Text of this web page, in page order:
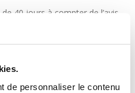
de personnaliser le contenu
40 jours à compter de l’avis
ce délai courait
un licenciement ?